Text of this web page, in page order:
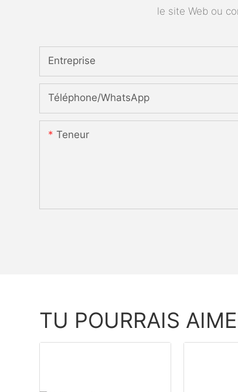
le site Web ou
Entreprise
Téléphone/WhatsApp
Teneur
TU POURRAIS